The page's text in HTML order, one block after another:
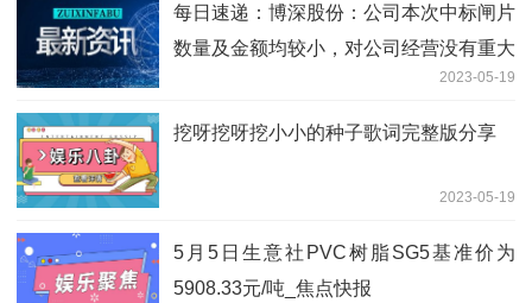
每日速递：博深股份：公司本次中标闸片
数量及金额均较小，对公司经营没有重大
2023-05-19
挖呀挖呀挖小小的种子歌词完整版分享
2023-05-19
5月5日生意社PVC树脂SG5基准价为
5908.33元/吨_焦点快报